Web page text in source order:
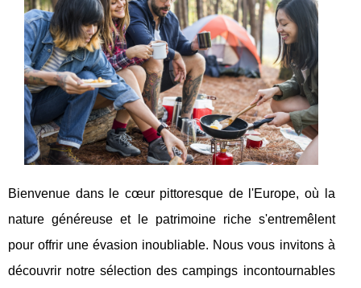
Bienvenue dans le cœur pittoresque de l'Europe, où la
nature généreuse et le patrimoine riche s'entremêlent
pour offrir une évasion inoubliable. Nous vous invitons à
découvrir notre sélection des campings incontournables